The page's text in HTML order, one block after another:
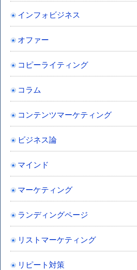
インフォビジネス
オファー
コピーライティング
コラム
コンテンツマーケティング
ビジネス論
マインド
マーケティング
ランディングページ
リストマーケティング
リピート対策